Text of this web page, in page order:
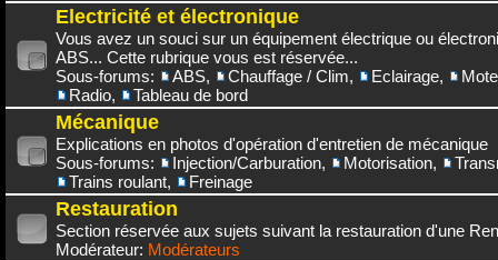
Electricité et électronique
Vous avez un souci sur un équipement électrique ou
ABS... Cette rubrique vous est réservée...
Sous-forums:
ABS, Chauffage / Clim, Eclairage,
Radio, Tableau de bord
Mécanique
Explications en photos d'opération d'entretien de mécanique
Sous-forums:
Injection/Carburation, Motorisation,
Trains roulant, Freinage
Restauration
Section réservée aux sujets suivant la restauration d'une
Modérateur: Modérateurs